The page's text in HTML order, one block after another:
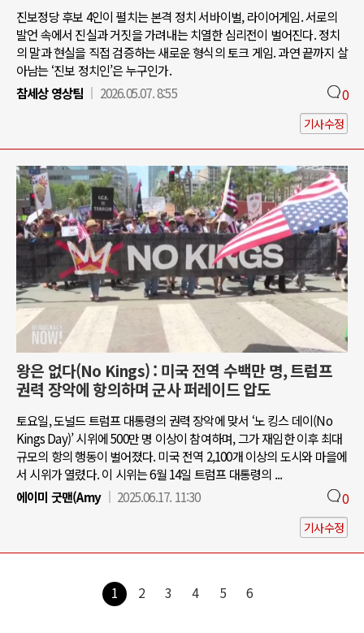
진보정당 후보 4인이 펼치는 본격 정치 서바이벌, 라이어게임. 서로의
발언 속에서 진실과 거짓을 가려내는 치열한 심리전이 벌어진다. 정치
의 말과 현실을 직접 검증하는 새로운 형식의 토크 게임. 과연 끝까지 살
아남는 ‘진보 정치인’은 누구인가.
참세상 영상팀
2026.05.07. 8:55 0
기사수정
왕은 없다(No Kings) : 미국 전역 수백만 명, 트럼프
권력 장악에 항의하며 군사 퍼레이드 압도
토요일, 도널드 트럼프 대통령의 권력 장악에 맞서 ‘노 킹스 데이(No
Kings Day)’ 시위에 500만 명 이상이 참여하며, 그가 재임한 이후 최대
규모의 항의 행동이 벌어졌다. 미국 전역 2,100개 이상의 도시와 마을에
서 시위가 열렸다. 이 시위는 6월 14일 트럼프 대통령의 ...
에이미 굿맨(Amy
2025.06.17. 11:30 0
기사수정
1 2 3 4 5 6